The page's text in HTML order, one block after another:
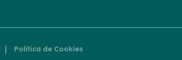
| Política de Cookies